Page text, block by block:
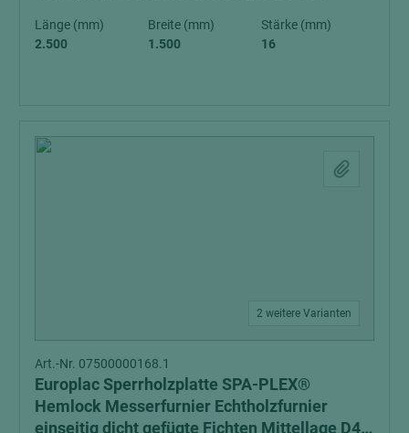
Länge (mm)
2.500
Breite (mm)
1.500
Stärke (mm)
16
2 weitere Varianten
Art.-Nr. 07500000168.1
Europlac Sperrholzplatte SPA-PLEX®
Hemlock Messerfurnier Echtholzfurnier
einseitig dicht gefügte Fichten Mittellage D4